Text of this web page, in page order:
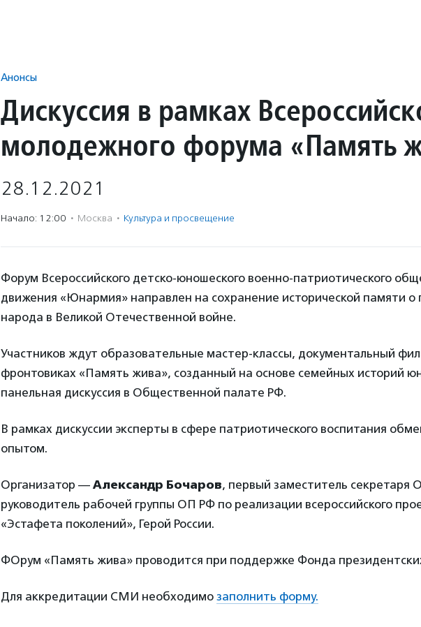
Анонсы
Дискуссия в рамках
молодежного форума «Память
28.12.2021
Начало: 12:00 · Москва · Культура и просвещение
Форум Всероссийского детско-юношеского военно-патриотического
движения «Юнармия» направлен на сохранение исторической памяти о
народа в Великой Отечественной войне.
Участников ждут образовательные мастер-классы, документальный
фронтовиках «Память жива», созданный на основе семейных историй
панельная дискуссия в Общественной палате РФ.
В рамках дискуссии эксперты в сфере патриотического воспитания
опытом.
Организатор — Александр Бочаров, первый заместитель секретаря
руководитель рабочей группы ОП РФ по реализации всероссийского
«Эстафета поколений», Герой России.
ФОрум «Память жива» проводится при поддержке Фонда
Для аккредитации СМИ необходимо заполнить форму.